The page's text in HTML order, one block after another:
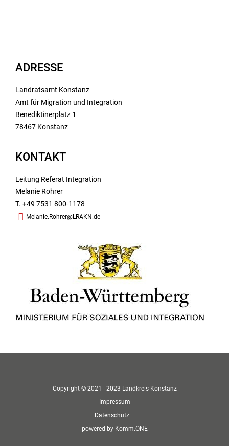
ADRESSE
Landratsamt Konstanz
Amt für Migration und Integration
Benediktinerplatz 1
78467 Konstanz
KONTAKT
Leitung Referat Integration
Melanie Rohrer
T. +49 7531 800-1178
Melanie.Rohrer@LRAKN.de
Copyright © 2021 - 2023 Landkreis Konstanz
Impressum
Datenschutz
powered by Komm.ONE